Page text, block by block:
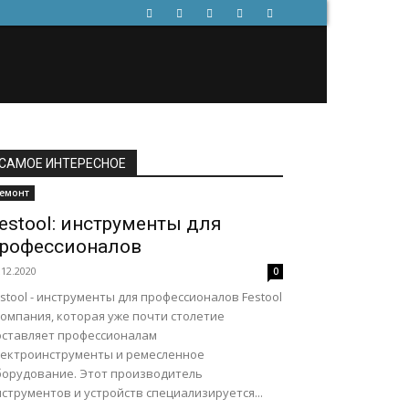
ИНТЕРЕСНОЕ
инструменты для
0
- инструменты для профессионалов Festool
которая уже почти столетие
профессионалам
и ремесленное
Этот производитель
и устройств специализируется...